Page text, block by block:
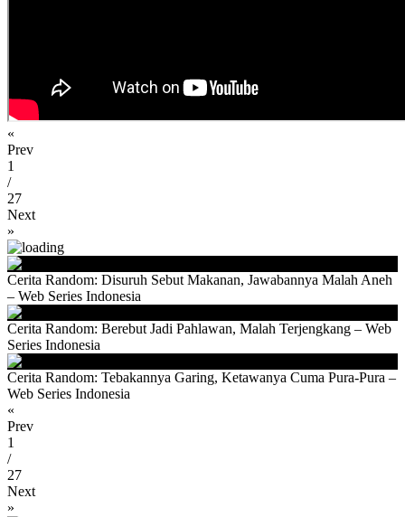
«
Prev
1
/
27
Next
»
Cerita Random: Disuruh Sebut Makanan, Jawabannya Malah Aneh
– Web Series Indonesia
Cerita Random: Berebut Jadi Pahlawan, Malah Terjengkang – Web
Series Indonesia
Cerita Random: Tebakannya Garing, Ketawanya Cuma Pura-Pura –
Web Series Indonesia
«
Prev
1
/
27
Next
»